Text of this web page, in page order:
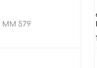
MM 579